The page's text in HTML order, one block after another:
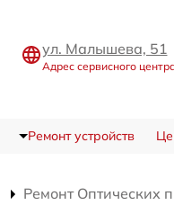
ул. Малышева, 51
Адрес сервисного
Ремонт устройств
Ремонт Оптических